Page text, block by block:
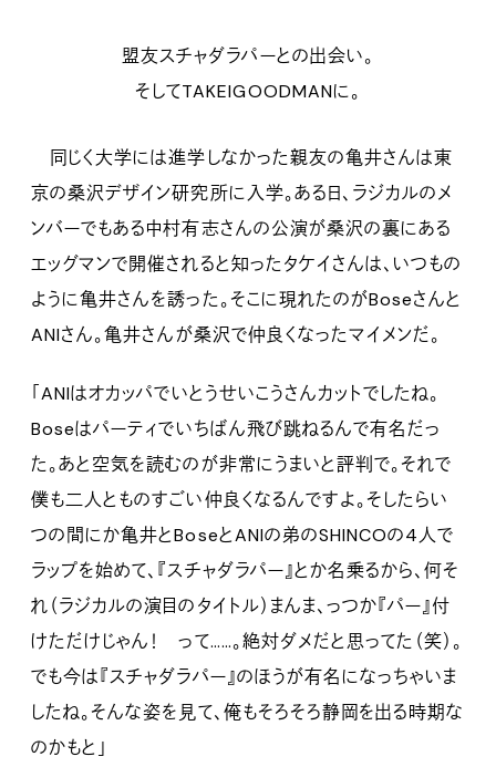
盟友スチャダラパーとの出会い。
そしてTAKEIGOODMANに。
同じく大学には進学しなかった親友の亀井さんは東
京の桑沢デザイン研究所に入学。ある日、ラジカルのメ
ンバーでもある中村有志さんの公演が桑沢の裏にある
エッグマンで開催されると知ったタケイさんは、いつもの
ように亀井さんを誘った。そこに現れたのがBoseさんと
ANIさん。亀井さんが桑沢で仲良くなったマイメンだ。
「ANIはオカッパでいとうせいこうさんカットでしたね。
Boseはパーティでいちばん飛び跳ねるんで有名だっ
た。あと空気を読むのが非常にうまいと評判で。それで
僕も二人とものすごい仲良くなるんですよ。そしたらい
つの間にか亀井とBoseとANIの弟のSHINCOの4人で
ラップを始めて、『スチャダラパー』とか名乗るから、何そ
れ（ラジカルの演目のタイトル）まんま、っつか『パー』付
けただけじゃん！ って……。絶対ダメだと思ってた（笑）。
でも今は『スチャダラパー』のほうが有名になっちゃいま
したね。そんな姿を見て、俺もそろそろ静岡を出る時期な
のかもと」